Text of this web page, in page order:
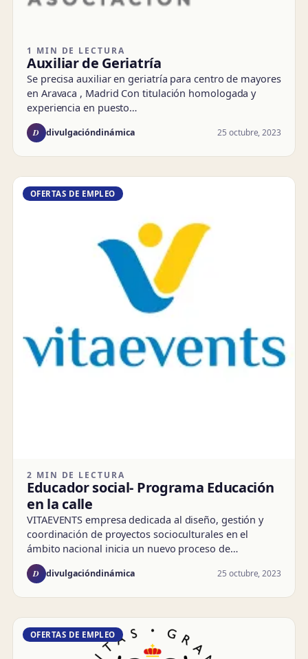
1 MIN DE LECTURA
Auxiliar de Geriatría
Se precisa auxiliar en geriatría para centro de mayores
en Aravaca , Madrid Con titulación homologada y
experiencia en puesto…
D divulgacióndinámica 25 octubre, 2023
OFERTAS DE EMPLEO
2 MIN DE LECTURA
Educador social- Programa Educación
en la calle
VITAEVENTS empresa dedicada al diseño, gestión y
coordinación de proyectos socioculturales en el
ámbito nacional inicia un nuevo proceso de…
D divulgacióndinámica 25 octubre, 2023
OFERTAS DE EMPLEO